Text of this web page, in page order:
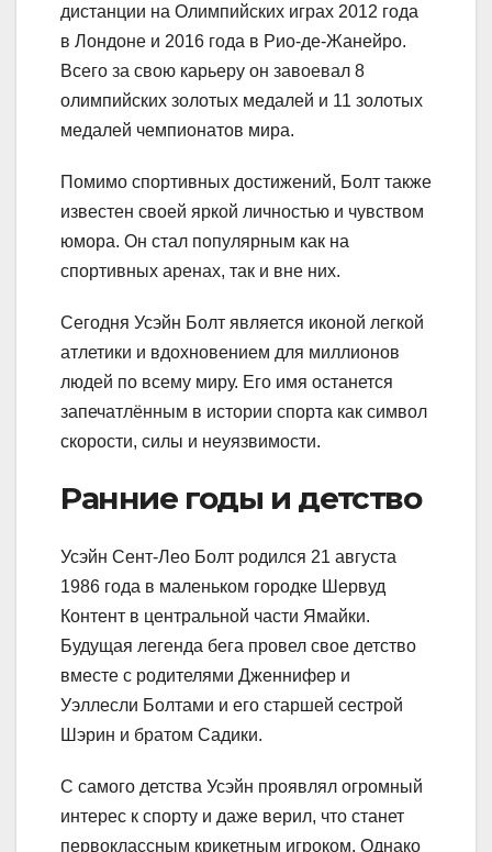
дистанции на Олимпийских играх 2012 года
в Лондоне и 2016 года в Рио-де-Жанейро.
Всего за свою карьеру он завоевал 8
олимпийских золотых медалей и 11 золотых
медалей чемпионатов мира.
Помимо спортивных достижений, Болт также
известен своей яркой личностью и чувством
юмора. Он стал популярным как на
спортивных аренах, так и вне них.
Сегодня Усэйн Болт является иконой легкой
атлетики и вдохновением для миллионов
людей по всему миру. Его имя останется
запечатлённым в истории спорта как символ
скорости, силы и неуязвимости.
Ранние годы и детство
Усэйн Сент-Лео Болт родился 21 августа
1986 года в маленьком городке Шервуд
Контент в центральной части Ямайки.
Будущая легенда бега провел свое детство
вместе с родителями Дженнифер и
Уэллесли Болтами и его старшей сестрой
Шэрин и братом Садики.
С самого детства Усэйн проявлял огромный
интерес к спорту и даже верил, что станет
первоклассным крикетным игроком. Однако